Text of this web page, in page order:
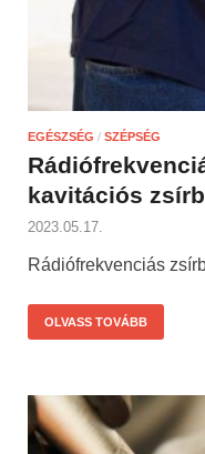
EGÉSZSÉG / SZÉPSÉG
kavitációs
2023.05.17.
Rádiófrekvenciás
OLVASS TOVÁBB